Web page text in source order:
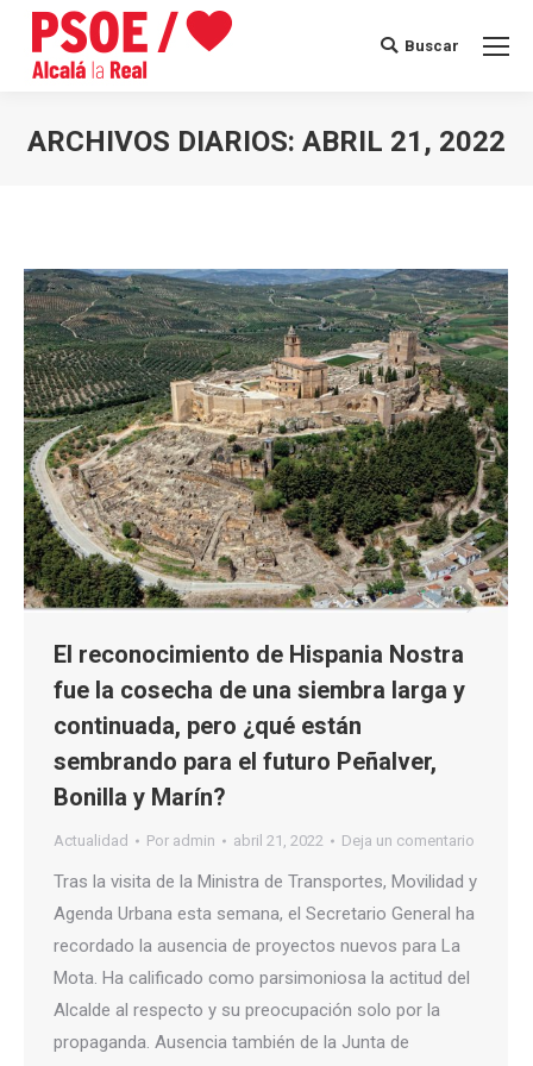
Buscar:
Buscar
ARCHIVOS DIARIOS: ABRIL 21, 2022
El reconocimiento de Hispania Nostra
fue la cosecha de una siembra larga y
continuada, pero ¿qué están
sembrando para el futuro Peñalver,
Bonilla y Marín?
Actualidad Por admin abril 21, 2022 Deja un comentario
Tras la visita de la Ministra de Transportes, Movilidad y
Agenda Urbana esta semana, el Secretario General ha
recordado la ausencia de proyectos nuevos para La
Mota. Ha calificado como parsimoniosa la actitud del
Alcalde al respecto y su preocupación solo por la
propaganda. Ausencia también de la Junta de